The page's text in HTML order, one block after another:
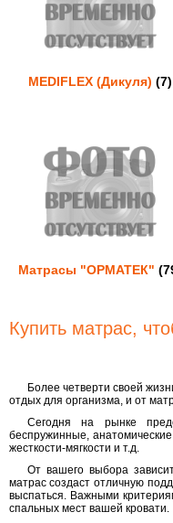
MEDIFLEX (Дикуля) (7)
Матрасы "ОРМАТЕК"
Купить матрас,
Более четверти своей
отдых для организма, и от
Сегодня на рынке
беспружинные,
жесткости-мягкости и т.д.
От вашего выбора
матрас создаст отличную
выспаться. Важными
спальных мест вашей кровати.